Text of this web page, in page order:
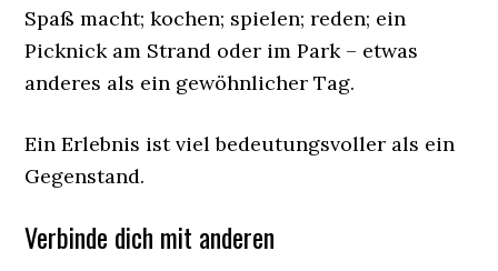
Spaß macht; kochen; spielen; reden; ein
Picknick am Strand oder im Park – etwas
anderes als ein gewöhnlicher Tag.
Ein Erlebnis ist viel bedeutungsvoller als ein
Gegenstand.
Verbinde dich mit anderen